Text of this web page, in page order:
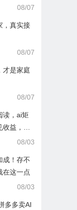
08/07
，真实接
08/07
才是家庭
08/07
读，ai矩
益，号
08/03
成！存不
在这一点
08/03
多多卖AI